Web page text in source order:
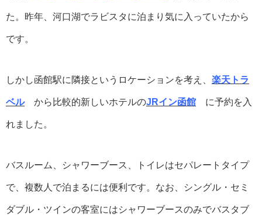
た。昨年、河口湖でラビスタに泊まり気に入っていたから
です。
しかし函館駅に隣接というロケーションを考え、 楽天トラ
ベルから比較的新しいホテルのJRイン函館 に予約を入
れました。
バスルーム、シャワーブース、トイレはセパレートタイプ
で、複数人で泊まるには便利です。なお、シングル・セミ
ダブル・ツインの客室にはシャワーブースのみでバスタブ